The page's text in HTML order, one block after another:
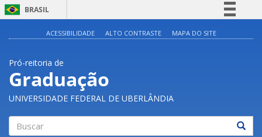
BRASIL
Legislação
Canais
ACESSIBILIDADE ALTO CONTRASTE MAPA DO SITE
Pró-reitoria de
Graduação
UNIVERSIDADE FEDERAL DE UBERLÂNDIA